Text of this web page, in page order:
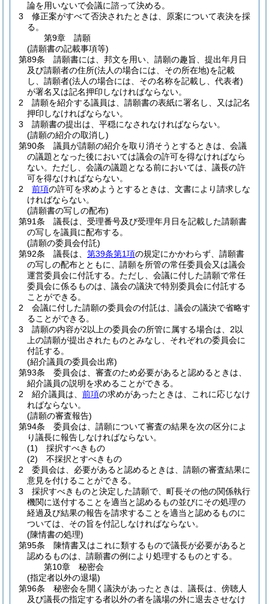
論を用いないで会議に諮って決める。
3
修正案がすべて否決されたときは、原案について表決を採
る。
第9章
請願
(請願書の記載事項等)
第89条
請願書には、邦文を用い、請願の趣旨、提出年月日
及び請願者の住所(法人の場合には、その所在地)を記載
し、請願者(法人の場合には、その名称を記載し、代表者)
が署名又は記名押印しなければならない。
2
請願を紹介する議員は、請願書の表紙に署名し、又は記名
押印しなければならない。
3
請願書の提出は、平穏になされなければならない。
(請願の紹介の取消し)
第90条
議員が請願の紹介を取り消そうとするときは、会議
の議題となった後においては議会の許可を得なければなら
ない。 ただし、会議の議題となる前においては、議長の許
可を得なければならない。
2
前項の許可を求めようとするときは、文書により請求しな
ければならない。
(請願書の写しの配布)
第91条
議長は、受理番号及び受理年月日を記載した請願書
の写しを議員に配布する。
(請願の委員会付託)
第92条
議長は、 第39条第1項の規定にかかわらず、請願書
の写しの配布とともに、請願を所管の常任委員会又は議会
運営委員会に付託する。 ただし、会議に付した請願で常任
委員会に係るものは、議会の議決で特別委員会に付託する
ことができる。
2
会議に付した請願の委員会の付託は、議会の議決で省略す
ることができる。
3
請願の内容が2以上の委員会の所管に属する場合は、2以
上の請願が提出されたものとみなし、それぞれの委員会に
付託する。
(紹介議員の委員会出席)
第93条
委員会は、審査のため必要があると認めるときは、
紹介議員の説明を求めることができる。
2
紹介議員は、 前項の求めがあったときは、これに応じなけ
ればならない。
(請願の審査報告)
第94条
委員会は、請願について審査の結果を次の区分によ
り議長に報告しなければならない。
(1)
採択すべきもの
(2)
不採択とすべきもの
2
委員会は、必要があると認めるときは、請願の審査結果に
意見を付けることができる。
3
採択すべきものと決定した請願で、町長その他の関係執行
機関に送付することを適当と認めるもの並びにその処理の
経過及び結果の報告を請求することを適当と認めるものに
ついては、その旨を付記しなければならない。
(陳情書の処理)
第95条
陳情書又はこれに類するもので議長が必要があると
認めるものは、請願書の例により処理するものとする。
第10章
秘密会
(指定者以外の退場)
第96条
秘密会を開く議決があったときは、議長は、傍聴人
及び議長の指定する者以外の者を議場の外に退去させなけ